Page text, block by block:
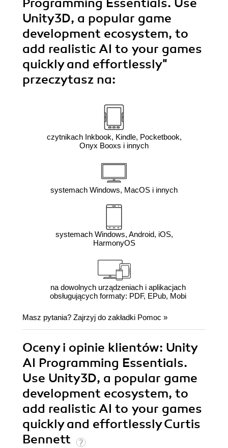
Programming Essentials. Use
Unity3D, a popular game
development ecosystem, to
add realistic AI to your games
quickly and effortlessly"
przeczytasz na:
czytnikach Inkbook, Kindle, Pocketbook,
Onyx Booxs i innych
systemach Windows, MacOS i innych
systemach Windows, Android, iOS,
HarmonyOS
na dowolnych urządzeniach i aplikacjach
obsługujących formaty: PDF, EPub, Mobi
Masz pytania? Zajrzyj do zakładki Pomoc »
Oceny i opinie klientów: Unity
AI Programming Essentials.
Use Unity3D, a popular game
development ecosystem, to
add realistic AI to your games
quickly and effortlessly Curtis
Bennett